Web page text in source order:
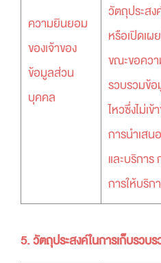
ความยินยอม
ของเจ้าของ
ข้อมูลส่วน
บุคคล
วัตถุประสง
หรือเปิดเ
ขณะขอคว
รวบรวมข้
ไหวซึ่งไม่เ
การนำเส
และบริกา
การให้บริก
5. วัตถุประสงค์ในการเก็บรวบ